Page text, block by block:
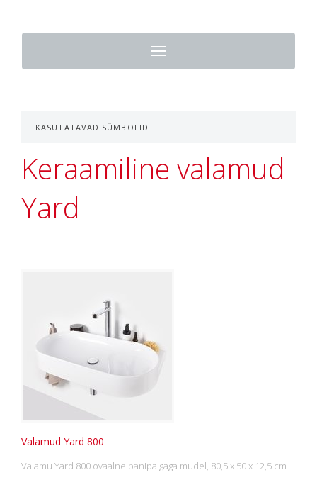
Toggle
navigation
KASUTATAVAD SÜMBOLID
Keraamiline valamud
Yard
Valamud Yard 800
Valamu Yard 800 ovaalne panipaigaga mudel, 80,5 x 50 x 12,5 cm